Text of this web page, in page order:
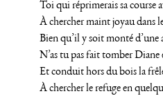
Toi qui réprimerais sa course
À chercher maint joyau dans
Bien qu’il y soit monté d’une
N’as tu pas fait tomber Diane
Et conduit hors du bois la
À chercher le refuge en